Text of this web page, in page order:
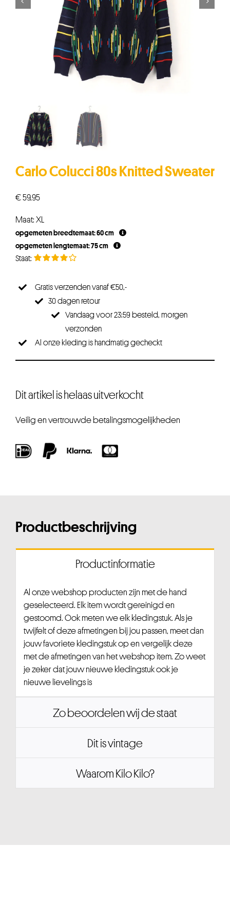
Carlo Colucci 80s Knitted Sweater
€59,95
Maat: XL
opgemeten breedtemaat: 60 cm
opgemeten lengtemaat: 75 cm
Gratis verzenden vanaf €50,-
30 dagen retour
Vandaag voor 23:59 besteld, morgen
verzonden
Al onze kleding is handmatig gecheckt
Dit artikel is helaas uitverkocht
Veilig en vertrouwde betalingsmogelijkheden
Productbeschrijving
Productinformatie
Al onze webshop producten zijn met de hand
geselecteerd. Elk item wordt gereinigd en
gestoomd. Ook meten we elk kledingstuk. Als je
twijfelt of deze afmetingen bij jou passen, meet dan
jouw favoriete kledingstuk op en vergelijk deze
met de afmetingen van het webshop item. Zo weet
je zeker dat jouw nieuwe kledingstuk ook je
nieuwe lievelings is
Zo beoordelen wij de staat
Dit is vintage
Waarom Kilo Kilo?